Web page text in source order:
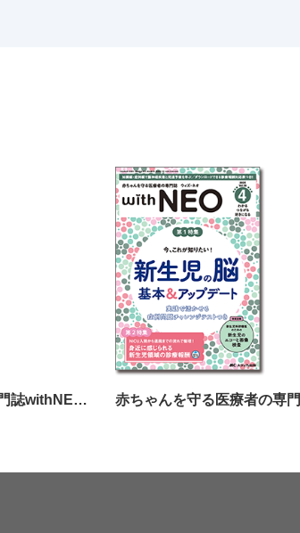
赤ちゃんを守る医療者の専門誌withNEO（ウィズネオ）2025年2号